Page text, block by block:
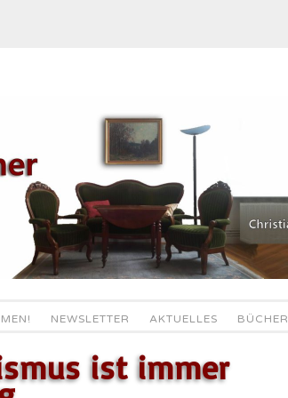
NEWSLETTER AKTUELLES BÜCHER
ist immer